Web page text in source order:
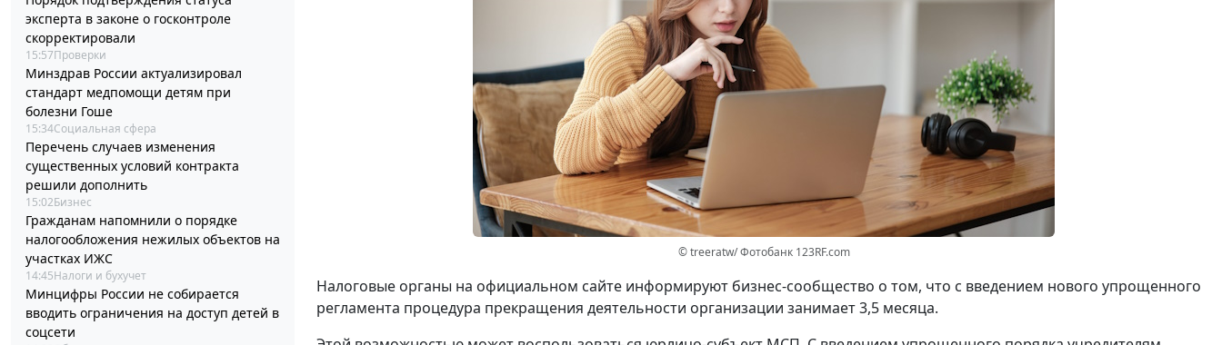
эксперта в законе о госконтроле
скорректировали
15:57Проверки
Минздрав России актуализировал
стандарт медпомощи детям при
болезни Гоше
15:34Социальная сфера
Перечень случаев изменения
существенных условий контракта
решили дополнить
15:02Бизнес
Гражданам напомнили о порядке
налогообложения нежилых объектов на
участках ИЖС
14:45Налоги и бухучет
Минцифры России не собирается
вводить ограничения на доступ детей в
соцсети
© treeratw/ Фотобанк 123RF.com
Налоговые органы на официальном сайте информируют бизнес-сообщество о том, что с введением нового упрощенного
регламента процедура прекращения деятельности организации занимает 3,5 месяца.